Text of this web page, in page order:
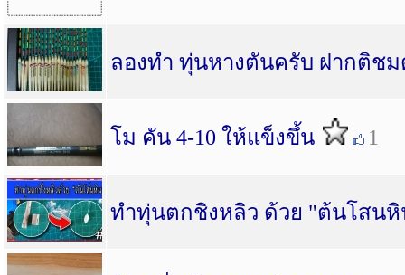
ลองทำ ทุ่นหางตันครับ ฝากติช
โม คัน 4-10 ให้แข็งขึ้น 1
ทำทุ่นตกชิงหลิว ด้วย "ต้นโสน